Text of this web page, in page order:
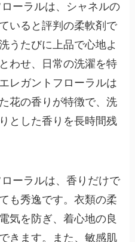
ーラルは、シャネルの
いると評判の柔軟剤で
うたびに上品で心地よ
わせ、日常の洗濯を特
レガントフローラルは
花の香り が特徴で、洗
とした香りを長時間残
ーラルは、香りだけで
も秀逸です。衣類の柔
気を防ぎ、着心地の良
きます。また、敏感肌